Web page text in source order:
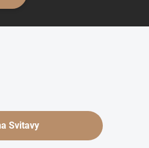
Svitavy